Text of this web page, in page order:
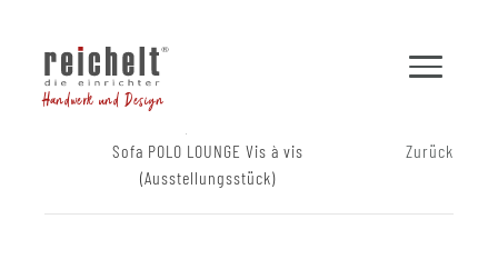
Handwerk und Design
Sofa POLO LOUNGE Vis à vis
(Ausstellungsstück)
Zurück